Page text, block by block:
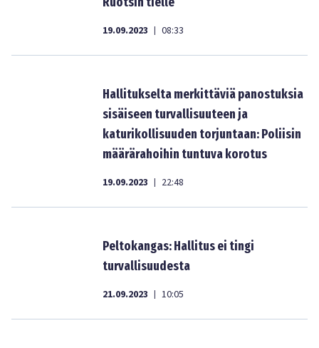
19.09.2023 | 08:33
Hallitukselta merkittäviä panostuksia
sisäiseen turvallisuuteen ja
katurikollisuuden torjuntaan: Poliisin
määrärahoihin tuntuva korotus
19.09.2023 | 22:48
Peltokangas: Hallitus ei tingi
turvallisuudesta
21.09.2023 | 10:05